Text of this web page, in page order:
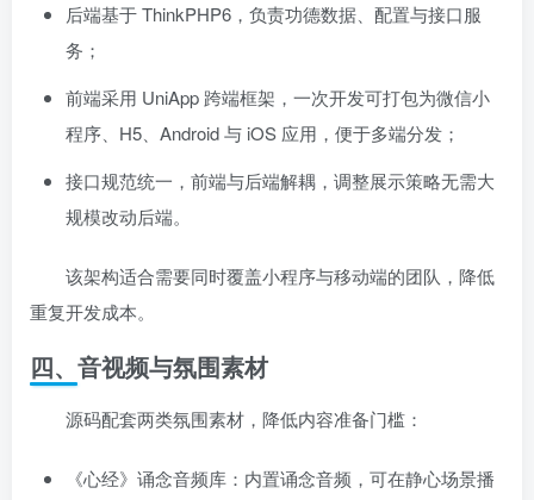
后端基于 ThinkPHP6，负责功德数据、配置与接口服
务；
前端采用 UniApp 跨端框架，一次开发可打包为微信小
程序、H5、Android 与 iOS 应用，便于多端分发；
接口规范统一，前端与后端解耦，调整展示策略无需大
规模改动后端。
该架构适合需要同时覆盖小程序与移动端的团队，降低
重复开发成本。
四、音视频与氛围素材
源码配套两类氛围素材，降低内容准备门槛：
《心经》诵念音频库：内置诵念音频，可在静心场景播